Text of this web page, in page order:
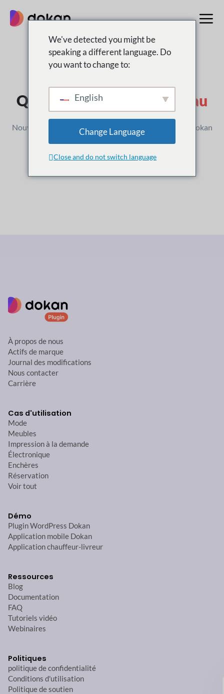
contenu
Qu'est-ce que c'est Nouveau
Nouvelles versions, améliorations et mises à jour de Dokan
À propos de nous
Actifs de marque
Journal des modifications
Nous contacter
Carrière
Cas d'utilisation
Mode
Meubles
Impression à la demande
Électronique
Enchères
Réservation
Voir tout
Démo
Plugin WordPress Dokan
Application mobile Dokan
Application chauffeur-livreur
Ressources
Blog
Documentation
FAQ
Tutoriels vidéo
Webinaires
Politiques
politique de confidentialité
Conditions d'utilisation
Politique de soutien
We've detected you might be
speaking a different language. Do
you want to change to:
English
Change Language
Close and do not switch language